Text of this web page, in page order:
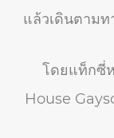
แล้วเดินตาม
โดยแท็กซี่
House